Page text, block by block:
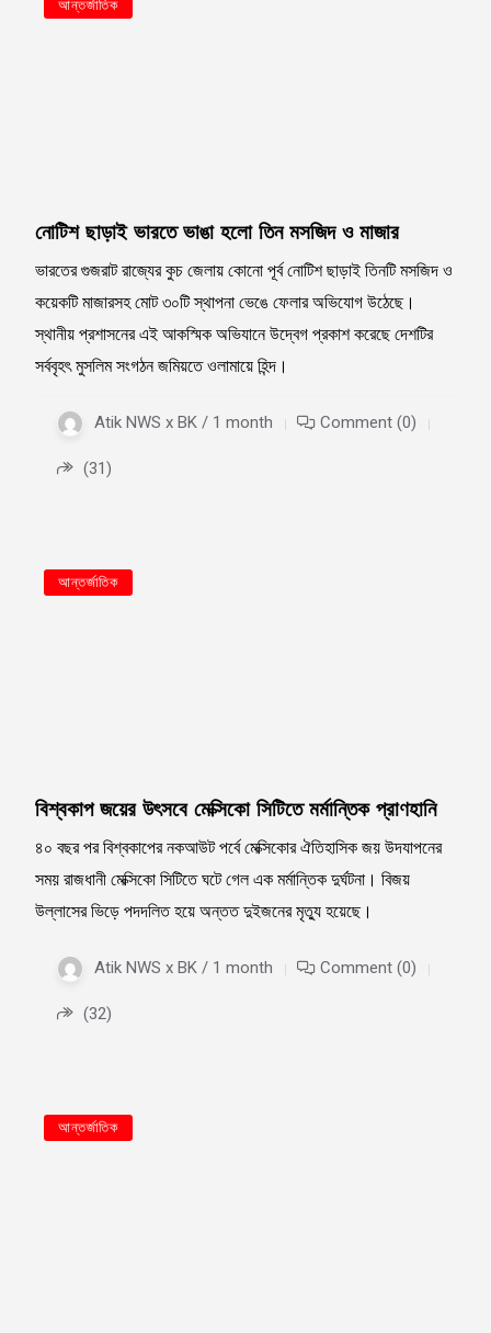
আন্তর্জাতিক
নোটিশ ছাড়াই ভারতে ভাঙা হলো তিন মসজিদ ও মাজার
ভারতের গুজরাট রাজ্যের কুচ জেলায় কোনো পূর্ব নোটিশ ছাড়াই তিনটি মসজিদ ও
কয়েকটি মাজারসহ মোট ৩০টি স্থাপনা ভেঙে ফেলার অভিযোগ উঠেছে।
স্থানীয় প্রশাসনের এই আকস্মিক অভিযানে উদ্বেগ প্রকাশ করেছে দেশটির
সর্ববৃহৎ মুসলিম সংগঠন জমিয়তে ওলামায়ে হিন্দ।
Atik NWS x BK / 1 month Comment (0)
(31)
আন্তর্জাতিক
বিশ্বকাপ জয়ের উৎসবে মেক্সিকো সিটিতে মর্মান্তিক প্রাণহানি
৪০ বছর পর বিশ্বকাপের নকআউট পর্বে মেক্সিকোর ঐতিহাসিক জয় উদযাপনের
সময় রাজধানী মেক্সিকো সিটিতে ঘটে গেল এক মর্মান্তিক দুর্ঘটনা। বিজয়
উল্লাসের ভিড়ে পদদলিত হয়ে অন্তত দুইজনের মৃত্যু হয়েছে।
Atik NWS x BK / 1 month Comment (0)
(32)
আন্তর্জাতিক